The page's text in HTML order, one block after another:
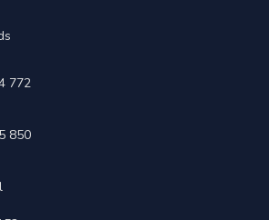
772
850